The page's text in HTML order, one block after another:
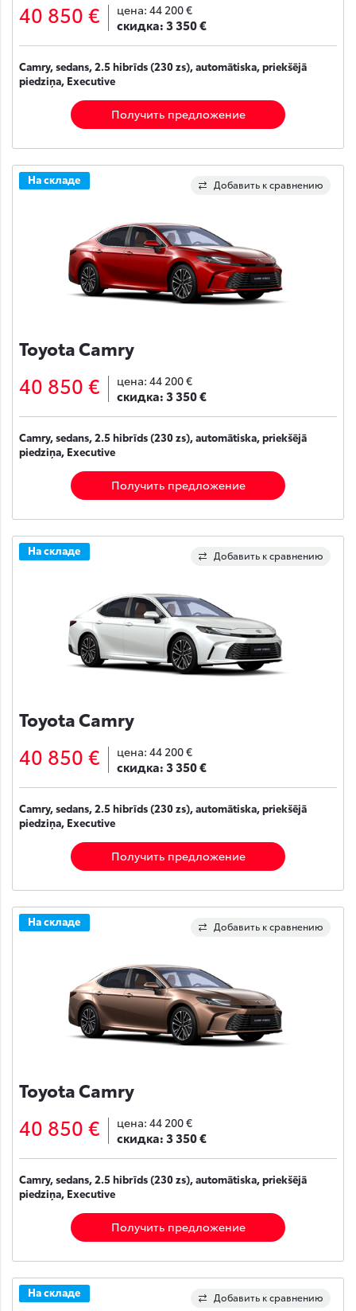
40 850 € цена: 44 200 €
скидка:3 350 €
Camry, sedans, 2.5 hibrīds (230 zs), automātiska, priekšējā
piedziņa, Executive
Получить предложение
Добавить к сравнению
На складе
Toyota Camry
40 850 € цена: 44 200 €
скидка:3 350 €
Camry, sedans, 2.5 hibrīds (230 zs), automātiska, priekšējā
piedziņa, Executive
Получить предложение
Добавить к сравнению
На складе
Toyota Camry
40 850 € цена: 44 200 €
скидка:3 350 €
Camry, sedans, 2.5 hibrīds (230 zs), automātiska, priekšējā
piedziņa, Executive
Получить предложение
Добавить к сравнению
На складе
Toyota Camry
40 850 € цена: 44 200 €
скидка:3 350 €
Camry, sedans, 2.5 hibrīds (230 zs), automātiska, priekšējā
piedziņa, Executive
Получить предложение
Добавить к сравнению
На складе